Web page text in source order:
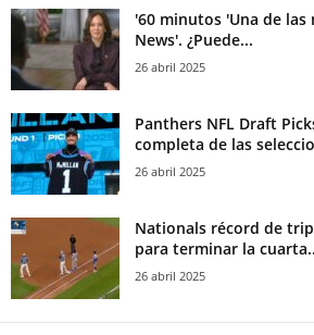
'60 minutos 'Una de las
News'. ¿Puede...
26 abril 2025
Panthers NFL Draft
completa de las
26 abril 2025
Nationals récord de
para terminar la
26 abril 2025